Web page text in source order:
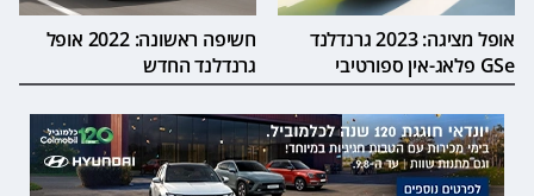
אופל מציגה: 2023 גרנדלנד
GSe פלאג-אין ספורטיבי
חשיפה ראשונה: 2022 אופל
גרנדלנד החדש